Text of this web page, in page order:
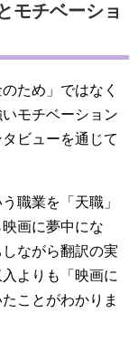
モチベーショ
ため」ではなく
モチベーション
ビューを通じて
職業を「天職」
画に夢中にな
ながら翻訳の実
よりも「映画に
ことがわかりま